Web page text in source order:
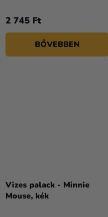
2 745 Ft
BŐVEBBEN
Vizes palack - Minnie
Mouse, kék